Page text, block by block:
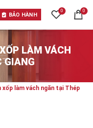
BẢO HÀNH
0 0
LÀM VÁCH
GIANG
xốp làm vách ngăn tại Thép